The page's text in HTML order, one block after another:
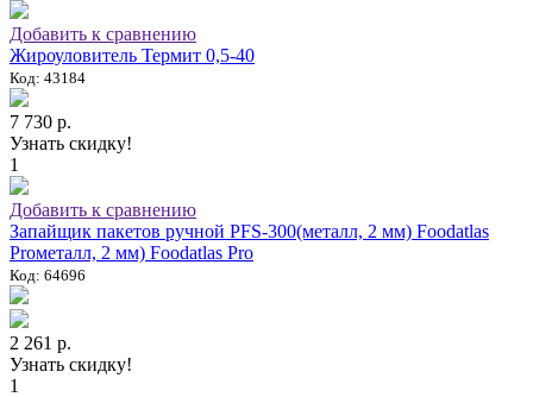
Добавить к сравнению
Жироуловитель Термит 0,5-40
Код: 43184
7 730 р.
Узнать скидку!
1
Добавить к сравнению
Запайщик пакетов ручной PFS-300(металл, 2 мм) Foodatlas
Proметалл, 2 мм) Foodatlas Pro
Код: 64696
2 261 р.
Узнать скидку!
1